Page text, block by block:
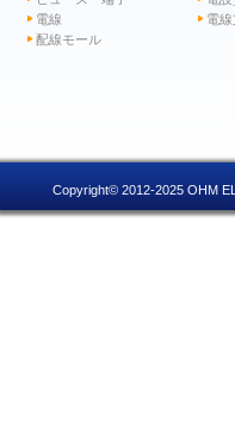
電線
電
配線モール
Copyright© 2012-2025 OHM